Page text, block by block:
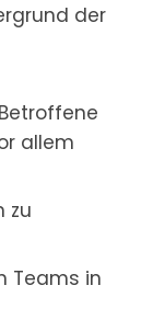
der
allem
zu
Teams in